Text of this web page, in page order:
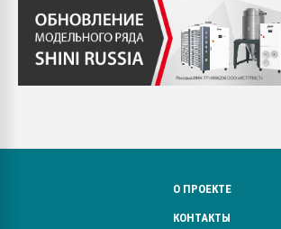
О ПРОЕКТЕ
КОНТАКТЫ